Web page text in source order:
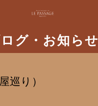
グ・お知らせ
巡り）